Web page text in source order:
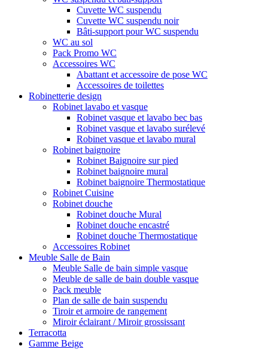
Cuvette WC suspendu
Cuvette WC suspendu noir
Bâti-support pour WC suspendu
WC au sol
Pack Promo WC
Accessoires WC
Abattant et accessoire de pose WC
Accessoires de toilettes
Robinetterie design
Robinet lavabo et vasque
Robinet vasque et lavabo bec bas
Robinet vasque et lavabo surélevé
Robinet vasque et lavabo mural
Robinet baignoire
Robinet Baignoire sur pied
Robinet baignoire mural
Robinet baignoire Thermostatique
Robinet Cuisine
Robinet douche
Robinet douche Mural
Robinet douche encastré
Robinet douche Thermostatique
Accessoires Robinet
Meuble Salle de Bain
Meuble Salle de bain simple vasque
Meuble de salle de bain double vasque
Pack meuble
Plan de salle de bain suspendu
Tiroir et armoire de rangement
Miroir éclairant / Miroir grossissant
Terracotta
Gamme Beige